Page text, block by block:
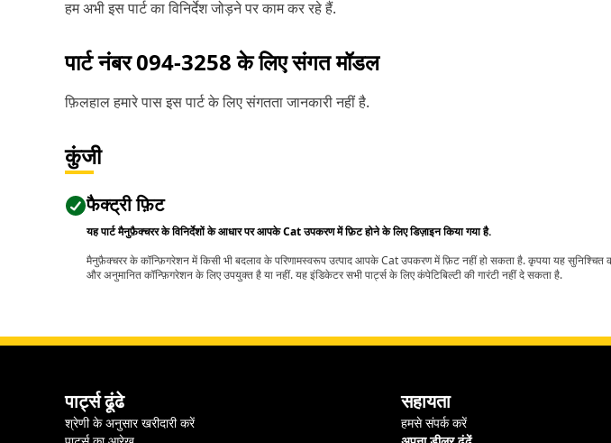
हम अभी इस पार्ट का विनिर्देश जोड़ने पर काम कर रहे हैं.
पार्ट नंबर094-3258के लिए संगत मॉडल
फ़िलहाल हमारे पास इस पार्ट के लिए संगतता जानकारी नहीं है.
कुंजी
फैक्ट्री फ़िट
यह पार्ट मैनुफ़ैक्चरर के विनिर्देशों के आधार पर आपके Cat उपकरण में फ़िट होने के लिए डिज़ाइन किया गया है.
मैनुफ़ैक्चरर के कॉन्फ़िगरेशन में किसी भी बदलाव के परिणामस्वरूप उत्पाद आपके Cat उपकरण में फ़िट नहीं हो सकता है. कृपया यह
और अनुमानित कॉन्फ़िगरेशन के लिए उपयुक्त है या नहीं. यह इंडिकेटर सभी पार्ट्स के लिए कंपेटिबिल्टी की गारंटी नहीं दे सकता है.
पार्ट्स ढूंढे
श्रेणी के अनुसार खरीदारी करें
सहायता
हमसे संपर्क करें